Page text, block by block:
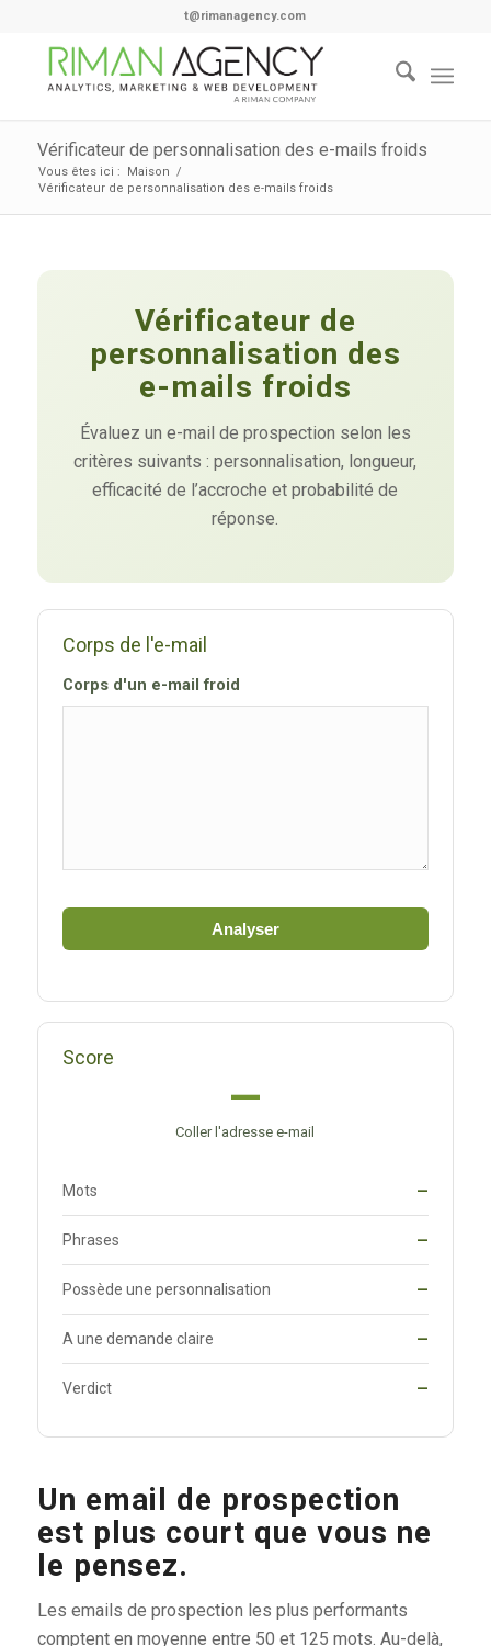
t@rimanagency.com
Vérificateur de personnalisation des e-mails froids
Vous êtes ici : Maison /
Vérificateur de personnalisation des e-mails froids
Vérificateur de
personnalisation des
e-mails froids
Évaluez un e-mail de prospection selon les
critères suivants : personnalisation, longueur,
efficacité de l’accroche et probabilité de
réponse.
Corps de l'e-mail
Corps d'un e-mail froid
Analyser
Score
—
Coller l'adresse e-mail
Mots —
Phrases —
Possède une personnalisation —
A une demande claire —
Verdict —
Un email de prospection
est plus court que vous ne
le pensez.
Les emails de prospection les plus performants
comptent en moyenne entre 50 et 125 mots. Au-delà,